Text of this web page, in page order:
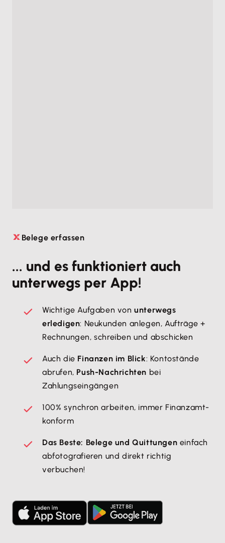
 Belege erfassen
... und es funktioniert auch
unterwegs per App!
Wichtige Aufgaben vonunterwegs
erledigen: Neukunden anlegen, Aufträge +
Rechnungen, schreiben und abschicken
Auch die Finanzen im Blick: Kontostände
abrufen, Push-Nachrichten bei
Zahlungseingängen
100% synchron arbeiten, immer Finanzamt-
konform
Das Beste: Belege und Quittungen einfach
abfotografieren und direkt richtig
verbuchen!